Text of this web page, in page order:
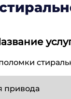
привода